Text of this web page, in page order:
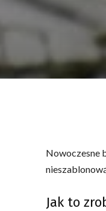
Nowoczesne
Jak to